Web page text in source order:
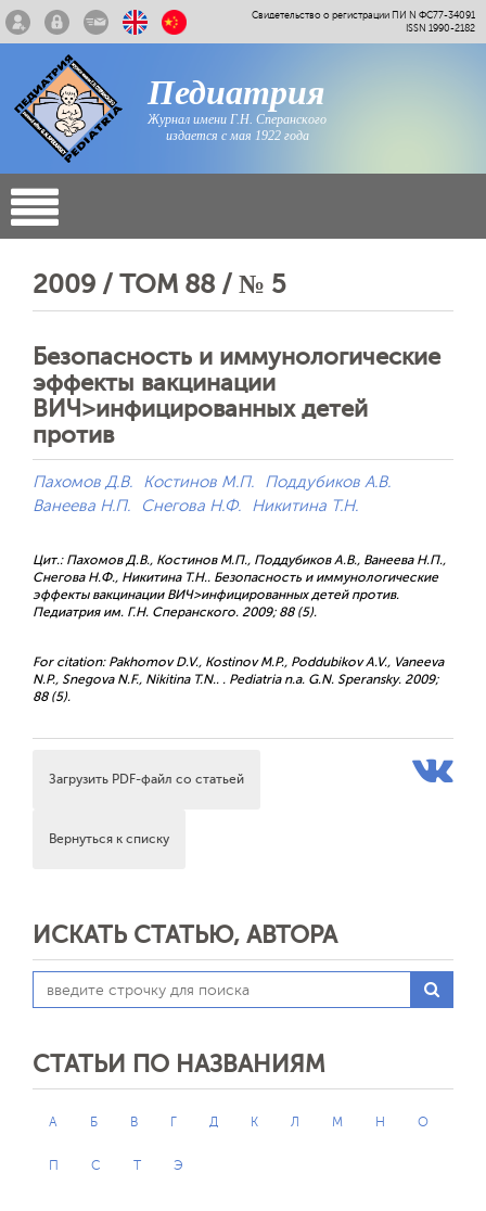
Свидетельство о регистрации ПИ N ФС77-34091
ISSN 1990-2182
Педиатрия
Журнал имени Г.Н. Сперанского
издается с мая 1922 года
2009 / ТОМ 88 / № 5
Безопасность и иммунологические
эффекты вакцинации
ВИЧ>инфицированных детей
против
Пахомов Д.В. Костинов М.П.
Поддубиков А.В.
Ванеева Н.П.
Снегова Н.Ф. Никитина Т.Н.
Цит.: Пахомов Д.В., Костинов М.П., Поддубиков А.В., Ванеева Н.П.,
Снегова Н.Ф., Никитина Т.Н.. Безопасность и иммунологические
эффекты вакцинации ВИЧ>инфицированных детей против.
Педиатрия им. Г.Н. Сперанского. 2009; 88 (5).
For citation: Pakhomov D.V., Kostinov M.P., Poddubikov A.V., Vaneeva
N.P., Snegova N.F., Nikitina T.N.. . Pediatria n.a. G.N. Speransky. 2009;
88 (5).
Загрузить PDF-файл со статьей
Вернуться к списку
ИСКАТЬ СТАТЬЮ, АВТОРА
СТАТЬИ ПО НАЗВАНИЯМ
А Б В Г Д К Л М Н О
П С Т Э